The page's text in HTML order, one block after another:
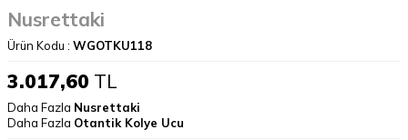
Nusrettaki
Ürün Kodu : WGOTKU118
3.017,60 TL
Daha Fazla Nusrettaki
Daha Fazla Otantik Kolye Ucu